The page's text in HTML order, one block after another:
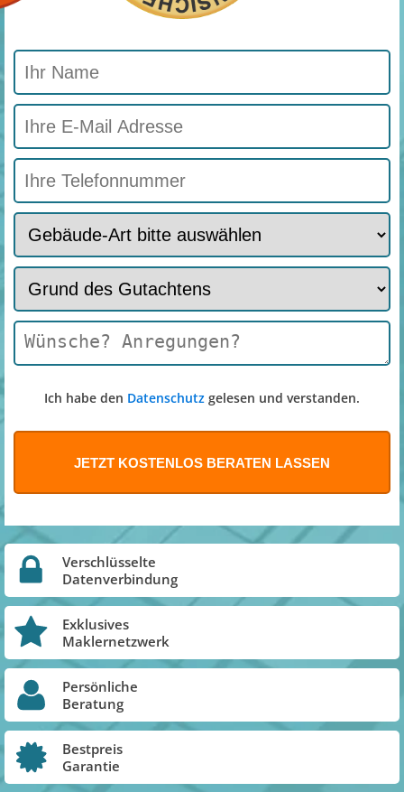
Ich habe den Datenschutz gelesen und verstanden.
Verschlüsselte
Datenverbindung
Exklusives
Maklernetzwerk
Persönliche
Beratung
Bestpreis
Garantie